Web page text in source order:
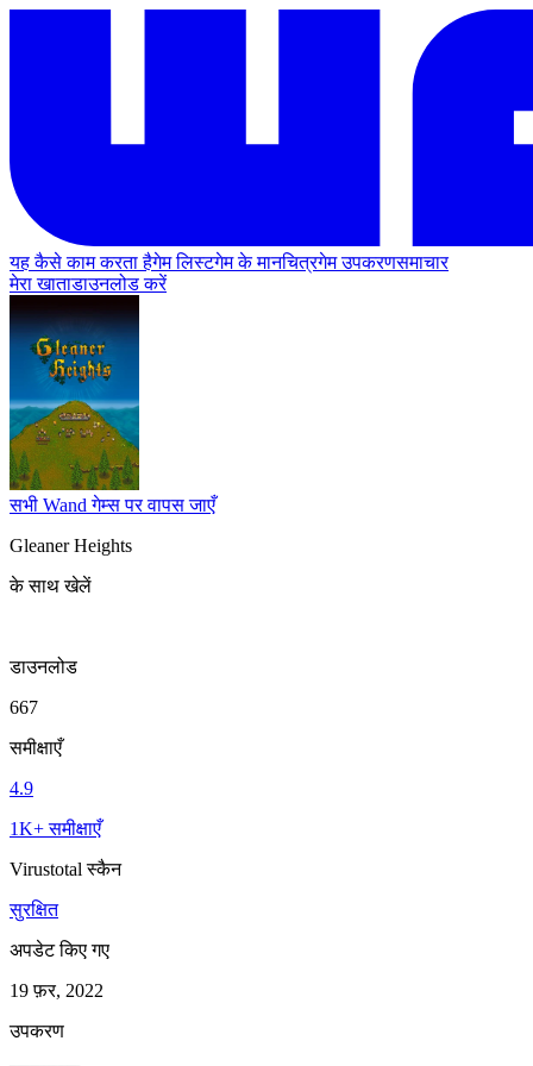
यह कैसे काम करता हैगेम लिस्टगेम के मानचित्रगेम उपकरणसमाचार
मेरा खाताडाउनलोड करें
सभी Wand गेम्स पर वापस जाएँ
Gleaner Heights
के साथ खेलें
डाउनलोड
667
समीक्षाएँ
4.9
1K+ समीक्षाएँ
Virustotal स्कैन
सुरक्षित
अपडेट किए गए
19 फ़र, 2022
उपकरण